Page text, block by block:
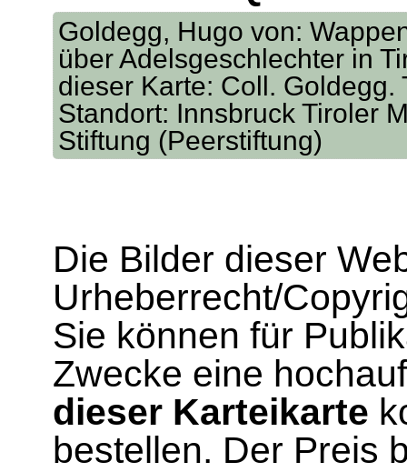
Goldegg, Hugo von:
über Adelsgeschlechter in
dieser Karte: Coll. Goldegg.
Standort: Innsbruck Tiroler
Stiftung (Peerstiftung)
Die Bilder dieser
Urheberrecht/
Sie können für
Zwecke eine
dieser Karteikarte
bestellen. Der Preis